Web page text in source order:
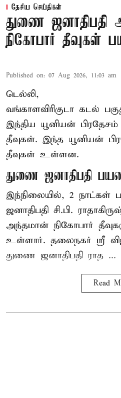
தேசிய செய்திகள்
துணை ஜனாதிபதி
நிகோபார் தீவுகள்
Published on: 07 Aug 2026, 11:03 am
டெல்லி,
வங்காளவிரிகுடா கடல்
இந்திய யூனியன்
தீவுகள். இந்த யூனியன்
தீவுகள் உள்ளன.
துணை ஜனாதிபதி
இந்நிலையில், 2
ஜனாதிபதி சி.பி.
அந்தமான் நிகோபார்
உள்ளார். தலைநகர் ஸ்ரீ
துணை ஜனாதிபதி ராத ...
Read